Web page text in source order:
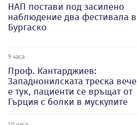
НАП постави под засилено
наблюдение два фестивала в
Бургаско
9 часа
Проф. Кантарджиев:
Западнонилската треска вече
е тук, пациенти се връщат от
Гърция с болки в мускулите